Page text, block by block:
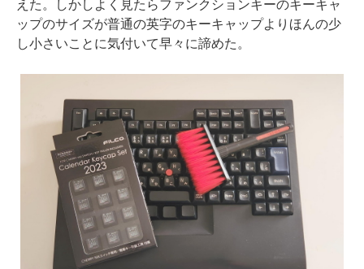
えた。しかしよく見たらファンクションキーのキーキャ
ップのサイズが普通の英字のキーキャップよりほんの少
し小さいことに気付いて早々に諦めた。